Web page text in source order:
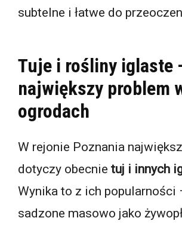
subtelne i łatwe do
Tuje i rośliny iglaste
największy problem
ogrodach
W rejonie Poznania
dotyczy obecnie tuj i innych
Wynika to z ich popularności
sadzone masowo jako